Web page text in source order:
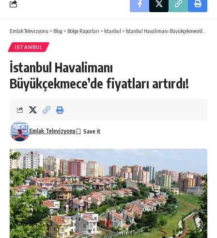
Emlak Televizyonu > Blog > Bölge Raporları > İstanbul > İstanbul Havalimanı Büyükçekmece’de fiyatları artırdı!
İSTANBUL
İstanbul Havalimanı
Büyükçekmece’de fiyatları artırdı!
Emlak Televizyonu